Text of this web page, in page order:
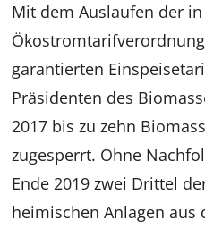
Mit dem Auslaufen der
garantierten
Präsidenten des
2017 bis zu zehn
zugesperrt. Ohne
Ende 2019 zwei Drittel
heimischen Anlagen aus